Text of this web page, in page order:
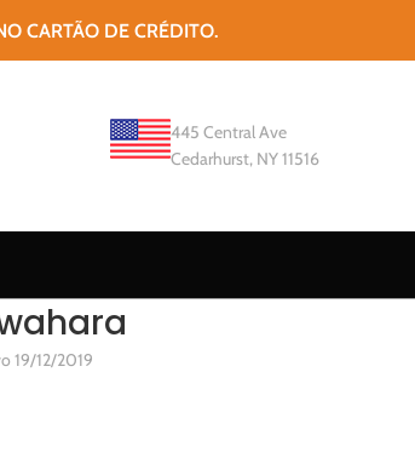
CARTÃO DE CRÉDITO.
445 Central Ave
Cedarhurst, NY 11516
19/12/2019